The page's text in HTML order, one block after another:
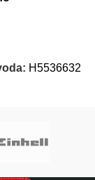
H5536632